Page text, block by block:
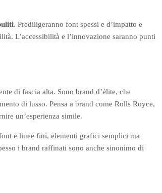
. Prediligeranno font spessi e d’impatto e
L’accessibilità e l’innovazione saranno punti
di fascia alta. Sono brand d’élite, che
di lusso. Pensa a brand come Rolls Royce,
un’esperienza simile.
e linee fini, elementi grafici semplici ma
i brand raffinati sono anche sinonimo di